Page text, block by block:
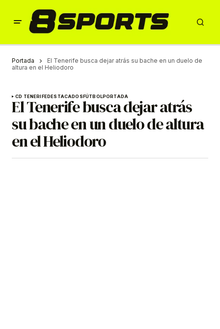
Portada
El Tenerife busca dejar atrás su bache en un duelo de
altura en el Heliodoro
CD TENERIFEDESTACADOSFÚTBOLPORTADA
El Tenerife busca dejar atrás
su bache en un duelo de altura
en el Heliodoro